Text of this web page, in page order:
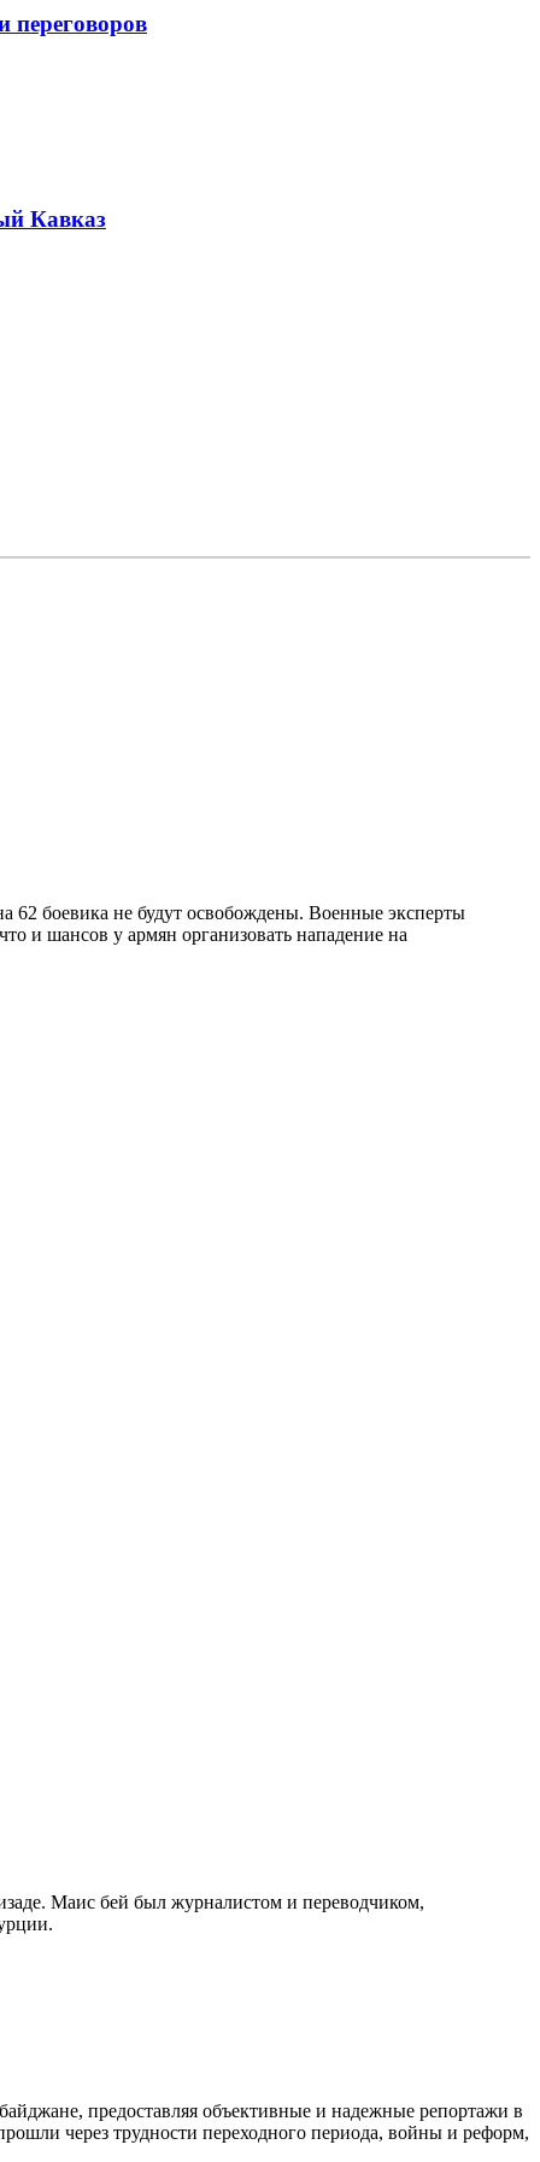
переговоров
Кавказ
62 боевика не будут освобождены. Военные эксперты
и шансов у армян организовать нападение на
Маис бей был журналистом и переводчиком,
предоставляя объективные и надежные репортажи в
через трудности переходного периода, войны и реформ,